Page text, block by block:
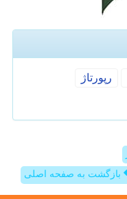
رپورتاژ
بازگشت به صفحه اصلی